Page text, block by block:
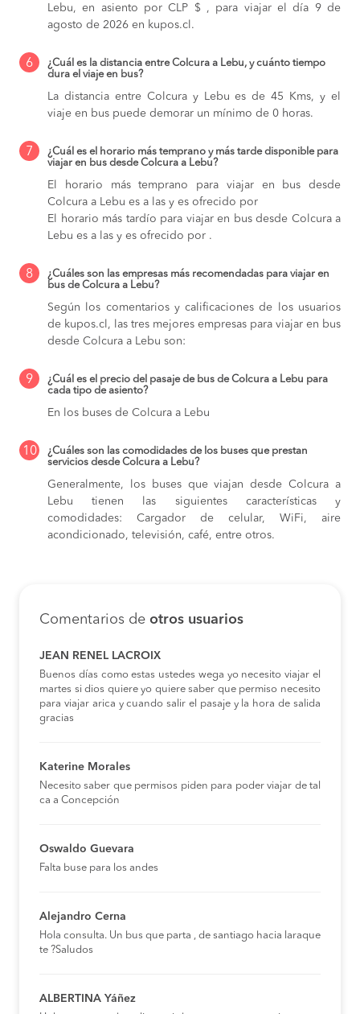
Lebu, en asiento por CLP $ , para viajar el día 9 de
agosto de 2026 en kupos.cl.
6
¿Cuál es la distancia entre Colcura a Lebu, y cuánto tiempo
dura el viaje en bus?
La distancia entre Colcura y Lebu es de 45 Kms, y el
viaje en bus puede demorar un mínimo de 0 horas.
7
¿Cuál es el horario más temprano y más tarde disponible para
viajar en bus desde Colcura a Lebu?
El horario más temprano para viajar en bus desde
Colcura a Lebu es a las y es ofrecido por
El horario más tardío para viajar en bus desde Colcura a
Lebu es a las y es ofrecido por .
8
¿Cuáles son las empresas más recomendadas para viajar en
bus de Colcura a Lebu?
Según los comentarios y calificaciones de los usuarios
de kupos.cl, las tres mejores empresas para viajar en bus
desde Colcura a Lebu son:
9
¿Cuál es el precio del pasaje de bus de Colcura a Lebu para
cada tipo de asiento?
En los buses de Colcura a Lebu
10
¿Cuáles son las comodidades de los buses que prestan
servicios desde Colcura a Lebu?
Generalmente, los buses que viajan desde Colcura a
Lebu tienen las siguientes características y
comodidades: Cargador de celular, WiFi, aire
acondicionado, televisión, café, entre otros.
Comentarios de otros usuarios
JEAN RENEL LACROIX
Buenos días como estas ustedes wega yo necesito viajar el
martes si dios quiere yo quiere saber que permiso necesito
para viajar arica y cuando salir el pasaje y la hora de salida
gracias
Katerine Morales
Necesito saber que permisos piden para poder viajar de tal
ca a Concepción
Oswaldo Guevara
Falta buse para los andes
Alejandro Cerna
Hola consulta. Un bus que parta , de santiago hacia laraque
te ?Saludos
ALBERTINA Yáñez